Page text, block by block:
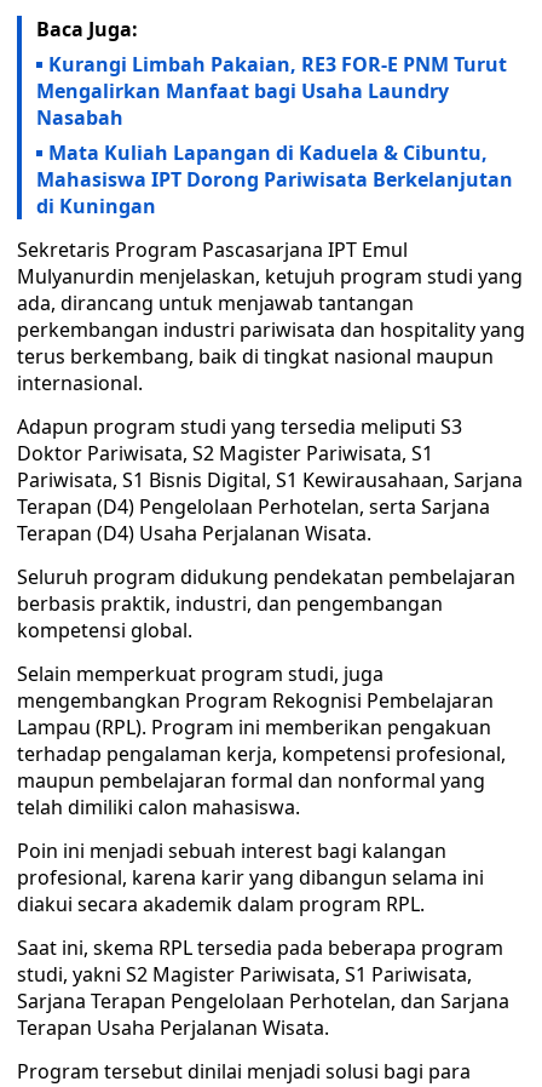
Baca Juga:
Kurangi Limbah Pakaian, RE3 FOR-E PNM Turut
Mengalirkan Manfaat bagi Usaha Laundry
Nasabah
Mata Kuliah Lapangan di Kaduela & Cibuntu,
Mahasiswa IPT Dorong Pariwisata Berkelanjutan
di Kuningan
Sekretaris Program Pascasarjana IPT Emul
Mulyanurdin menjelaskan, ketujuh program studi yang
ada, dirancang untuk menjawab tantangan
perkembangan industri pariwisata dan hospitality yang
terus berkembang, baik di tingkat nasional maupun
internasional.
Adapun program studi yang tersedia meliputi S3
Doktor Pariwisata, S2 Magister Pariwisata, S1
Pariwisata, S1 Bisnis Digital, S1 Kewirausahaan, Sarjana
Terapan (D4) Pengelolaan Perhotelan, serta Sarjana
Terapan (D4) Usaha Perjalanan Wisata.
Seluruh program didukung pendekatan pembelajaran
berbasis praktik, industri, dan pengembangan
kompetensi global.
Selain memperkuat program studi, juga
mengembangkan Program Rekognisi Pembelajaran
Lampau (RPL). Program ini memberikan pengakuan
terhadap pengalaman kerja, kompetensi profesional,
maupun pembelajaran formal dan nonformal yang
telah dimiliki calon mahasiswa.
Poin ini menjadi sebuah interest bagi kalangan
profesional, karena karir yang dibangun selama ini
diakui secara akademik dalam program RPL.
Saat ini, skema RPL tersedia pada beberapa program
studi, yakni S2 Magister Pariwisata, S1 Pariwisata,
Sarjana Terapan Pengelolaan Perhotelan, dan Sarjana
Terapan Usaha Perjalanan Wisata.
Program tersebut dinilai menjadi solusi bagi para